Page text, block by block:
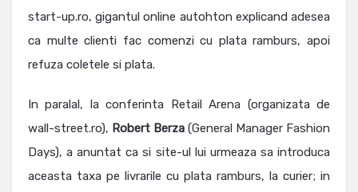
start-up.ro, gigantul online autohton explicand adesea
ca multe clienti fac comenzi cu plata ramburs, apoi
refuza coletele si plata.
In paralal, la conferinta Retail Arena (organizata de
wall-street.ro), Robert Berza (General Manager Fashion
Days), a anuntat ca si site-ul lui urmeaza sa introduca
aceasta taxa pe livrarile cu plata ramburs, la curier; in